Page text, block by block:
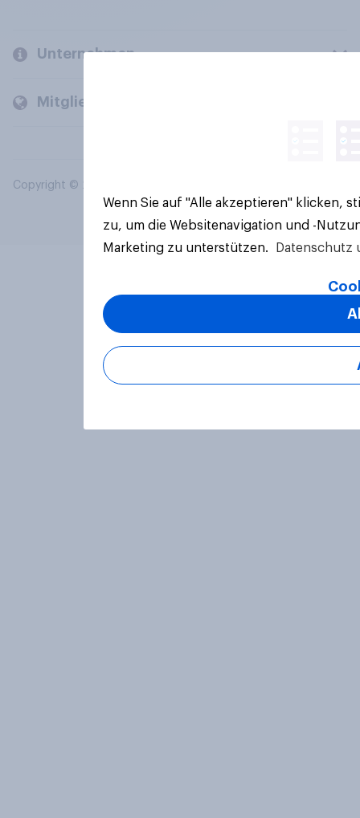
Unternehmen
Mitglieder und Kunden
Copyright © 2026 YouGov PLC. Alle Rechte vorbehalten.
Wenn Sie auf "Alle akzeptieren" klicken,
zu, um die Websitenavigation und -
Marketing zu unterstützen.
Datenschutz